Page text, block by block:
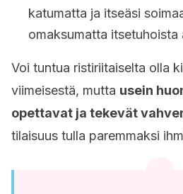
katumatta ja itseäsi
omaksumatta itsetuhoista
Voi tuntua ristiriitaiselta olla
viimeisestä, mutta usein
opettavat ja tekevät
tilaisuus tulla paremmaksi